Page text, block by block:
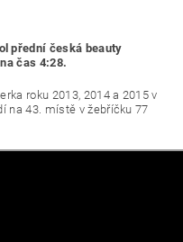
přední česká beauty
čas 4:28.
roku 2013, 2014 a 2015 v
na 43. místě v žebříčku 77